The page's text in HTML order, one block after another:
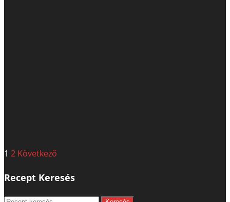
Bejegyzések
lapozása
1 2 Következő
Recept Keresés